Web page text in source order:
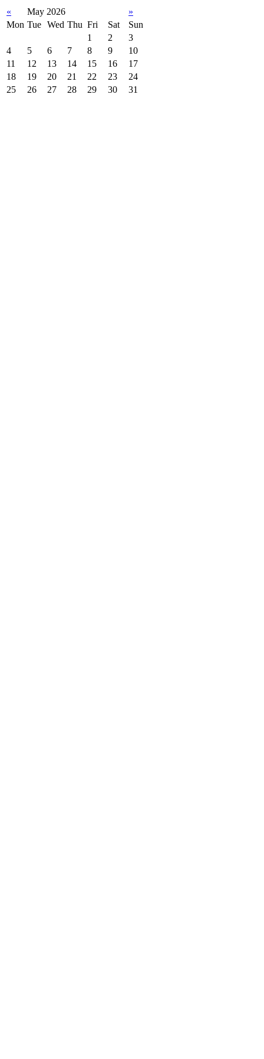
« May 2026
»
Mon Tue Wed Thu Fri Sat
Sun
1
2
3
4
5 6 7 8 9
10
11
12 13 14 15 16
17
18
19 20 21 22 23
24
25
26 27 28 29 30 31